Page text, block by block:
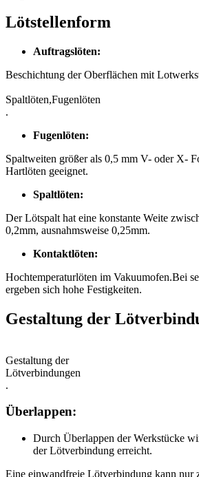
Lötstellenform
Auftragslöten:
Beschichtung der Oberflächen mit
Spaltlöten,Fugenlöten
.
Fugenlöten:
Spaltweiten größer als 0,5 mm V- oder X-
Hartlöten geeignet.
Spaltlöten:
Der Lötspalt hat eine konstante Weite
0,2mm, ausnahmsweise 0,25mm.
Kontaktlöten:
Hochtemperaturlöten im Vakuumofen.Bei
ergeben sich hohe Festigkeiten.
Gestaltung der
Gestaltung der
Lötverbindungen
.
Überlappen:
Durch Überlappen der Werkstücke
der Lötverbindung erreicht.
Eine einwandfreie Lötverbindung kann nur